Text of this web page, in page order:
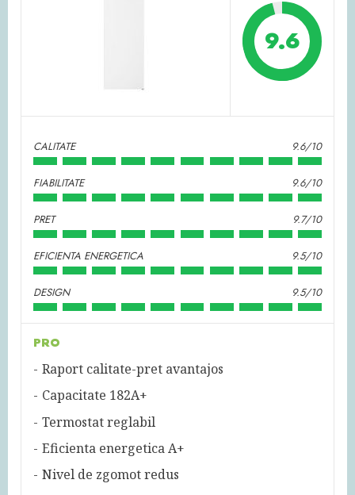
9.6
CALITATE 9.6/10
FIABILITATE 9.6/10
PRET 9.7/10
EFICIENTA ENERGETICA 9.5/10
DESIGN 9.5/10
PRO
Raport calitate-pret avantajos
Capacitate 182A+
Termostat reglabil
Eficienta energetica A+
Nivel de zgomot redus